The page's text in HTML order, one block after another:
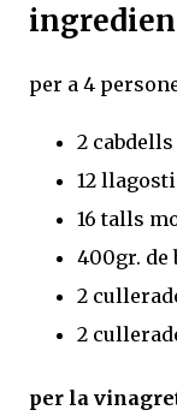
per a 4
2
12
16 talls
400gr. de
2
2
per la